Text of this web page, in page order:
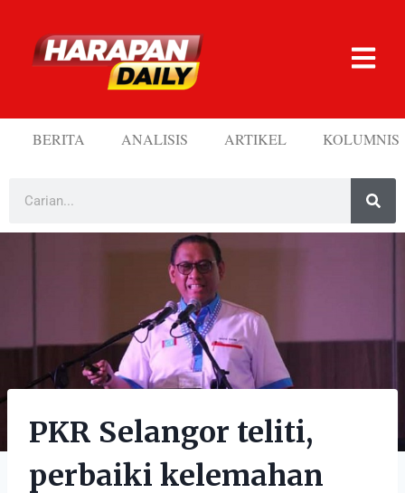
BERITA ANALISIS ARTIKEL KOLUMNIS
PKR Selangor teliti,
perbaiki kelemahan